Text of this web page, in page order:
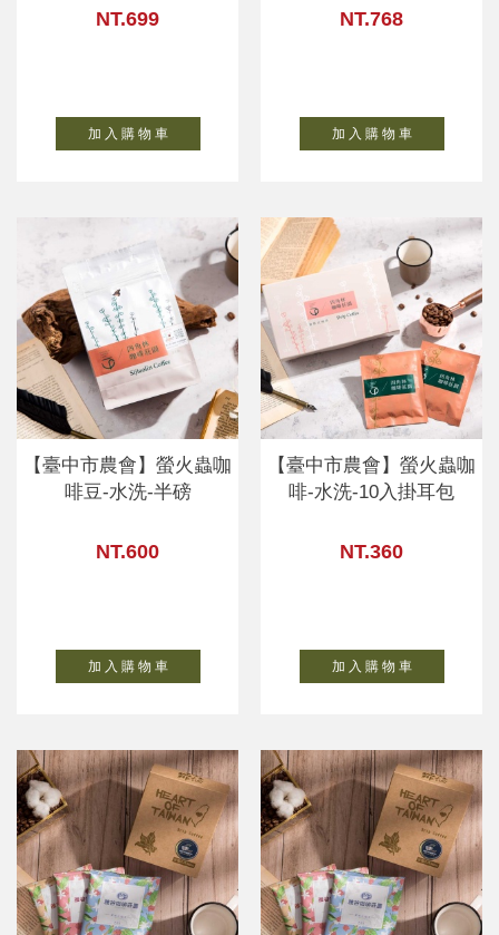
NT.699
加 入 購 物 車
NT.768
加 入 購 物 車
【臺中市農會】螢火蟲咖
啡豆-水洗-半磅
NT.600
加 入 購 物 車
【臺中市農會】螢火蟲咖
啡-水洗-10入掛耳包
NT.360
加 入 購 物 車